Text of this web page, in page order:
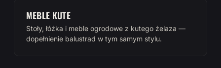
MEBLE KUTE
Stoły, łóżka i meble ogrodowe z kutego żelaza —
dopełnienie balustrad w tym samym stylu.